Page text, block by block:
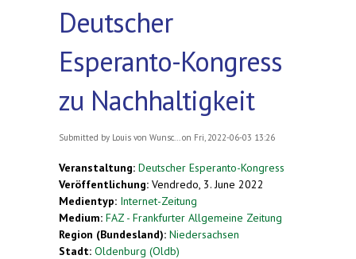
Deutscher
Esperanto-Kongress
zu Nachhaltigkeit
Submitted by Louis von Wunsc... on Fri, 2022-06-03 13:26
Veranstaltung: Deutscher Esperanto-Kongress
Veröffentlichung: Vendredo, 3. June 2022
Medientyp: Internet-Zeitung
Medium: FAZ - Frankfurter Allgemeine Zeitung
Region (Bundesland): Niedersachsen
Stadt: Oldenburg (Oldb)